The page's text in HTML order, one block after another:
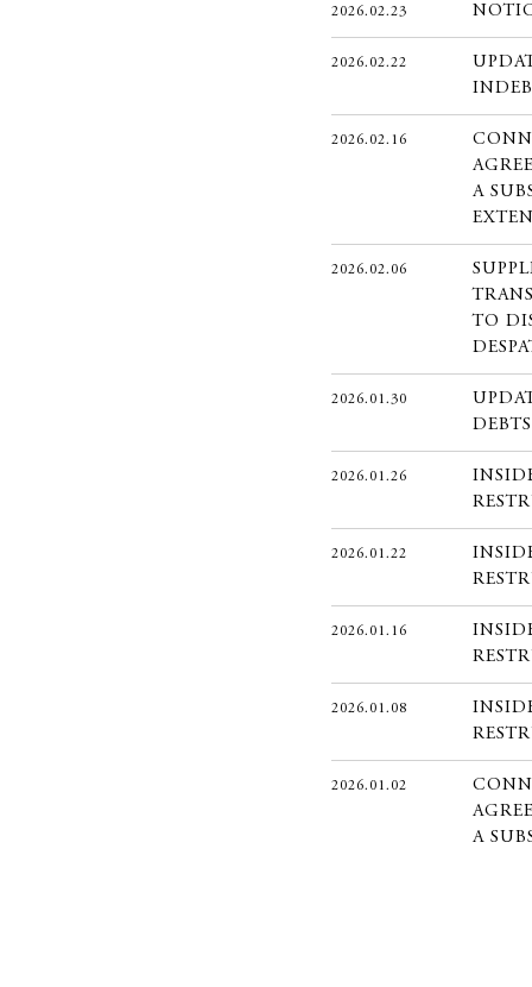
2026.02.23
2026.02.22
2026.02.16
A
2026.02.06
TO
2026.01.30
2026.01.26
2026.01.22
2026.01.16
2026.01.08
2026.01.02
A